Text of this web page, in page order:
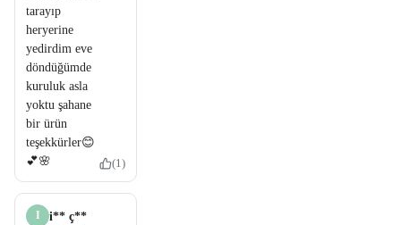
tarayıp
heryerine
yedirdim eve
döndüğümde
kuruluk asla
yoktu şahane
bir ürün
teşekkürler😊
💕🌸
(1)
I i** ç**